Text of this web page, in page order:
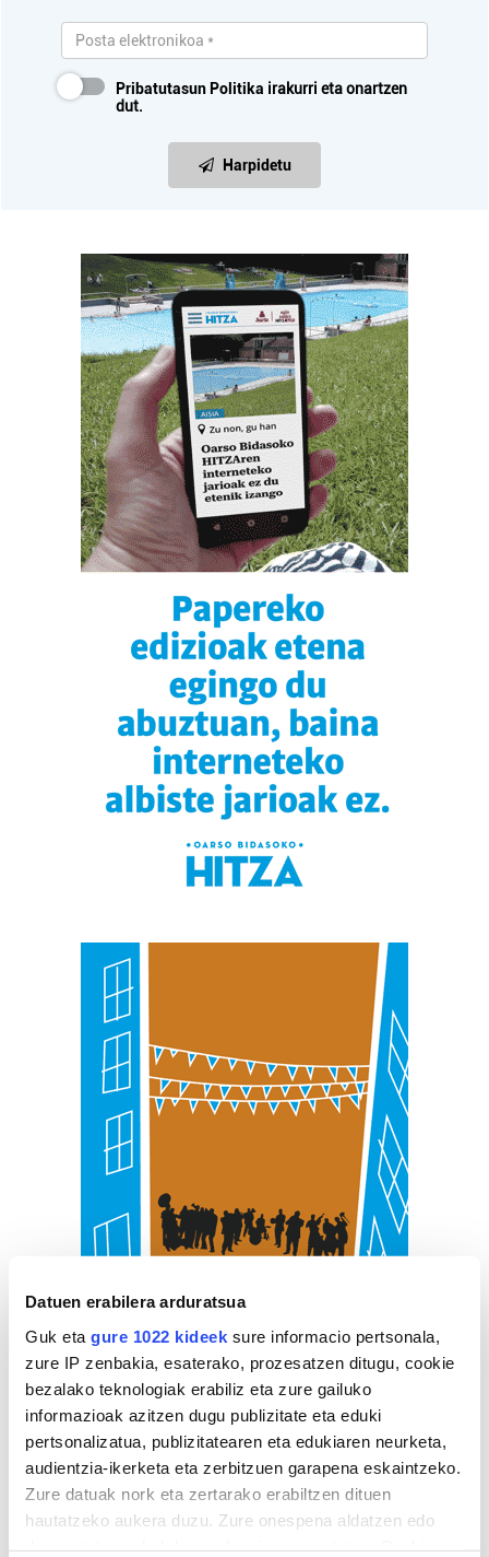
Datuen erabilera arduratsua
Guk eta gure 1022 kideek sure informacio pertsonala,
zure IP zenbakia, esaterako, prozesatzen ditugu, cookie
bezalako teknologiak erabiliz eta zure gailuko
informazioak azitzen dugu publizitate eta eduki
pertsonalizatua, publizitatearen eta edukiaren neurketa,
audientzia-ikerketa eta zerbitzuen garapena eskaintzeko.
Zure datuak nork eta zertarako erabiltzen dituen
hautatzeko aukera duzu. Zure onespena aldatzen edo
Pribatutasun Politika irakurri eta onartzen
dut.
Harpidetu